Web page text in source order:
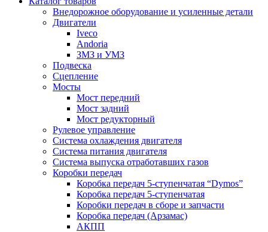
Внедорожное оборудование и усиленные детали
Двигатели
Iveco
Andoria
ЗМЗ и УМЗ
Подвеска
Сцепление
Мосты
Мост передний
Мост задний
Мост редукторный
Рулевое управление
Система охлаждения двигателя
Система питания двигателя
Система выпуска отработавших газов
Коробки передач
Коробка передач 5-ступенчатая “Dymos”
Коробка передач 5-ступенчатая
Коробки передач в сборе и запчасти
Коробка передач (Арзамас)
АКПП